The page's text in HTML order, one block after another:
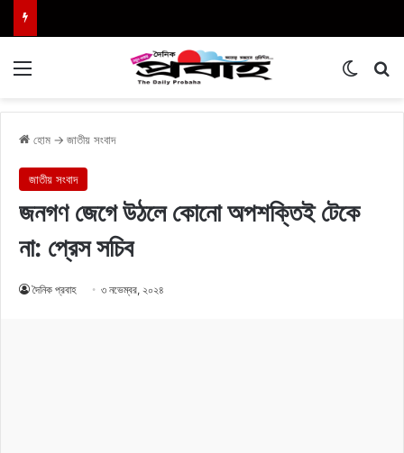
হোম → জাতীয় সংবাদ
জাতীয় সংবাদ
জনগণ জেগে উঠলে কোনো অপশক্তিই টেকে
না: প্রেস সচিব
দৈনিক প্রবাহ ৩ নভেম্বর, ২০২৪